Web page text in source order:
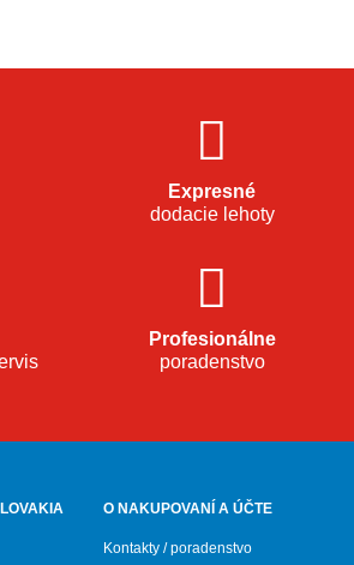
Expresné
dodacie lehoty
Profesionálne
poradenstvo
O NAKUPOVANÍ A ÚČTE
Kontakty / poradenstvo